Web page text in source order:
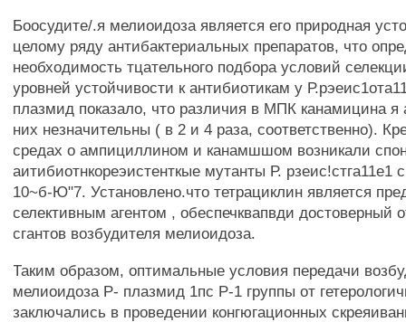
Боосудите/.я мелиоидоза является его природная
целому ряду антибактериальных препаратов, что
необходимость тцательного подбора условий
уровней устойчивости к антибиотикам у
плазмид показало, что различия в МПК канамицина
них незначительны ( в 2 и 4 раза, соответственно).
средах о ампициллином и канамшшом возникали
аитибиотнкореэистенткые мутанты Р. рзеис!стга11е1
10~б-Ю"7. Установлено.что тетрациклин является
селективным агентом , обеспечквапвди достоверный
сгантов возбудителя мелиоидоза.
Таким образом, оптимальные условия передачи
мелиоидоза Р- плазмид 1пс Р-1 группы от
заключались в проведении конгюгационных